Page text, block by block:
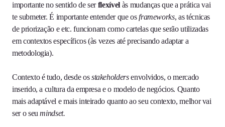
importante no sentido de serflexível às mudanças que a prática vai
te submeter. É importante entender que osframeworks, as técnicas
de priorização e etc. funcionam como cartelas que serão utilizadas
em contextos específicos (às vezes até precisando adaptar a
metodologia).
Contexto é tudo, desde osstakeholdersenvolvidos, o mercado
inserido, a cultura da empresa e o modelo de negócios. Quanto
mais adaptável e mais inteirado quanto ao seu contexto, melhor vai
ser o seumindset.